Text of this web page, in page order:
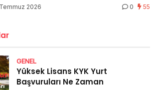
2026 0 55
GENEL
Yüksek Lisans KYK Yurt
Başvuruları Ne Zaman